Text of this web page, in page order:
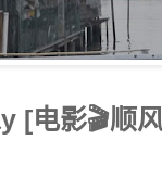
[电影🎬顺